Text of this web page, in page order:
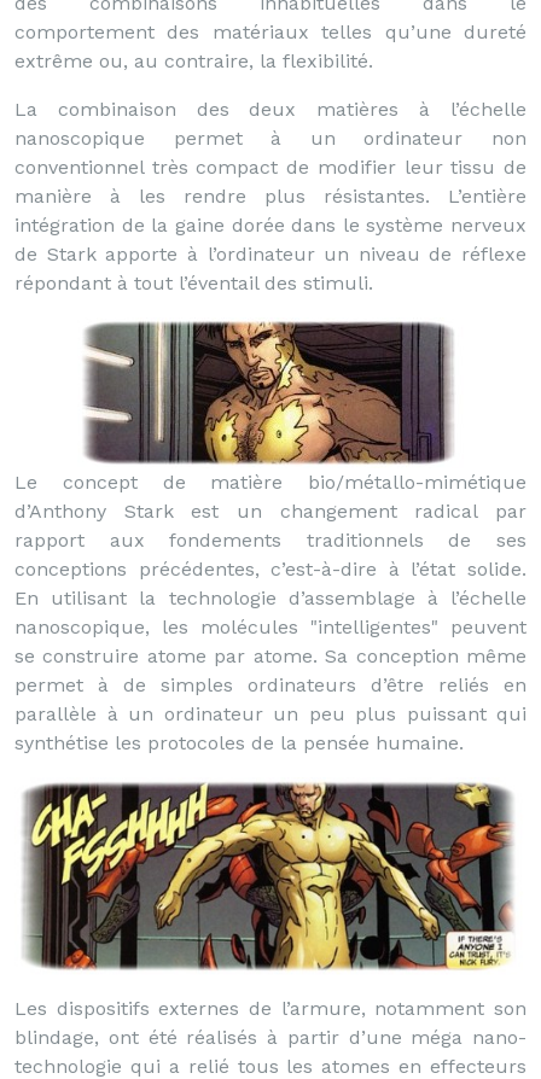
comportement des matériaux telles qu’une dureté
extrême ou, au contraire, la flexibilité.
La combinaison des deux matières à l’échelle
nanoscopique permet à un ordinateur non
conventionnel très compact de modifier leur tissu de
manière à les rendre plus résistantes. L’entière
intégration de la gaine dorée dans le système nerveux
de Stark apporte à l’ordinateur un niveau de réflexe
répondant à tout l’éventail des stimuli.
Le concept de matière bio/métallo-mimétique
d’Anthony Stark est un changement radical par
rapport aux fondements traditionnels de ses
conceptions précédentes, c’est-à-dire à l’état solide.
En utilisant la technologie d’assemblage à l’échelle
nanoscopique, les molécules "intelligentes" peuvent
se construire atome par atome. Sa conception même
permet à de simples ordinateurs d’être reliés en
parallèle à un ordinateur un peu plus puissant qui
synthétise les protocoles de la pensée humaine.
Les dispositifs externes de l’armure, notamment son
blindage, ont été réalisés à partir d’une méga nano-
technologie qui a relié tous les atomes en effecteurs